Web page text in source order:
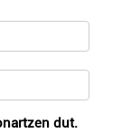
dut.